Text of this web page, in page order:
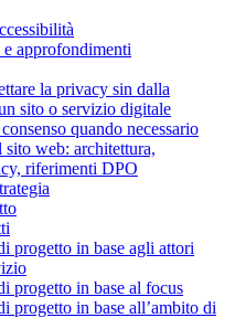
approfondimenti
la privacy sin dalla
sito o servizio digitale
quando necessario
sito web: architettura,
riferimenti DPO
progetto in base agli attori
progetto in base al focus
progetto in base all’ambito di